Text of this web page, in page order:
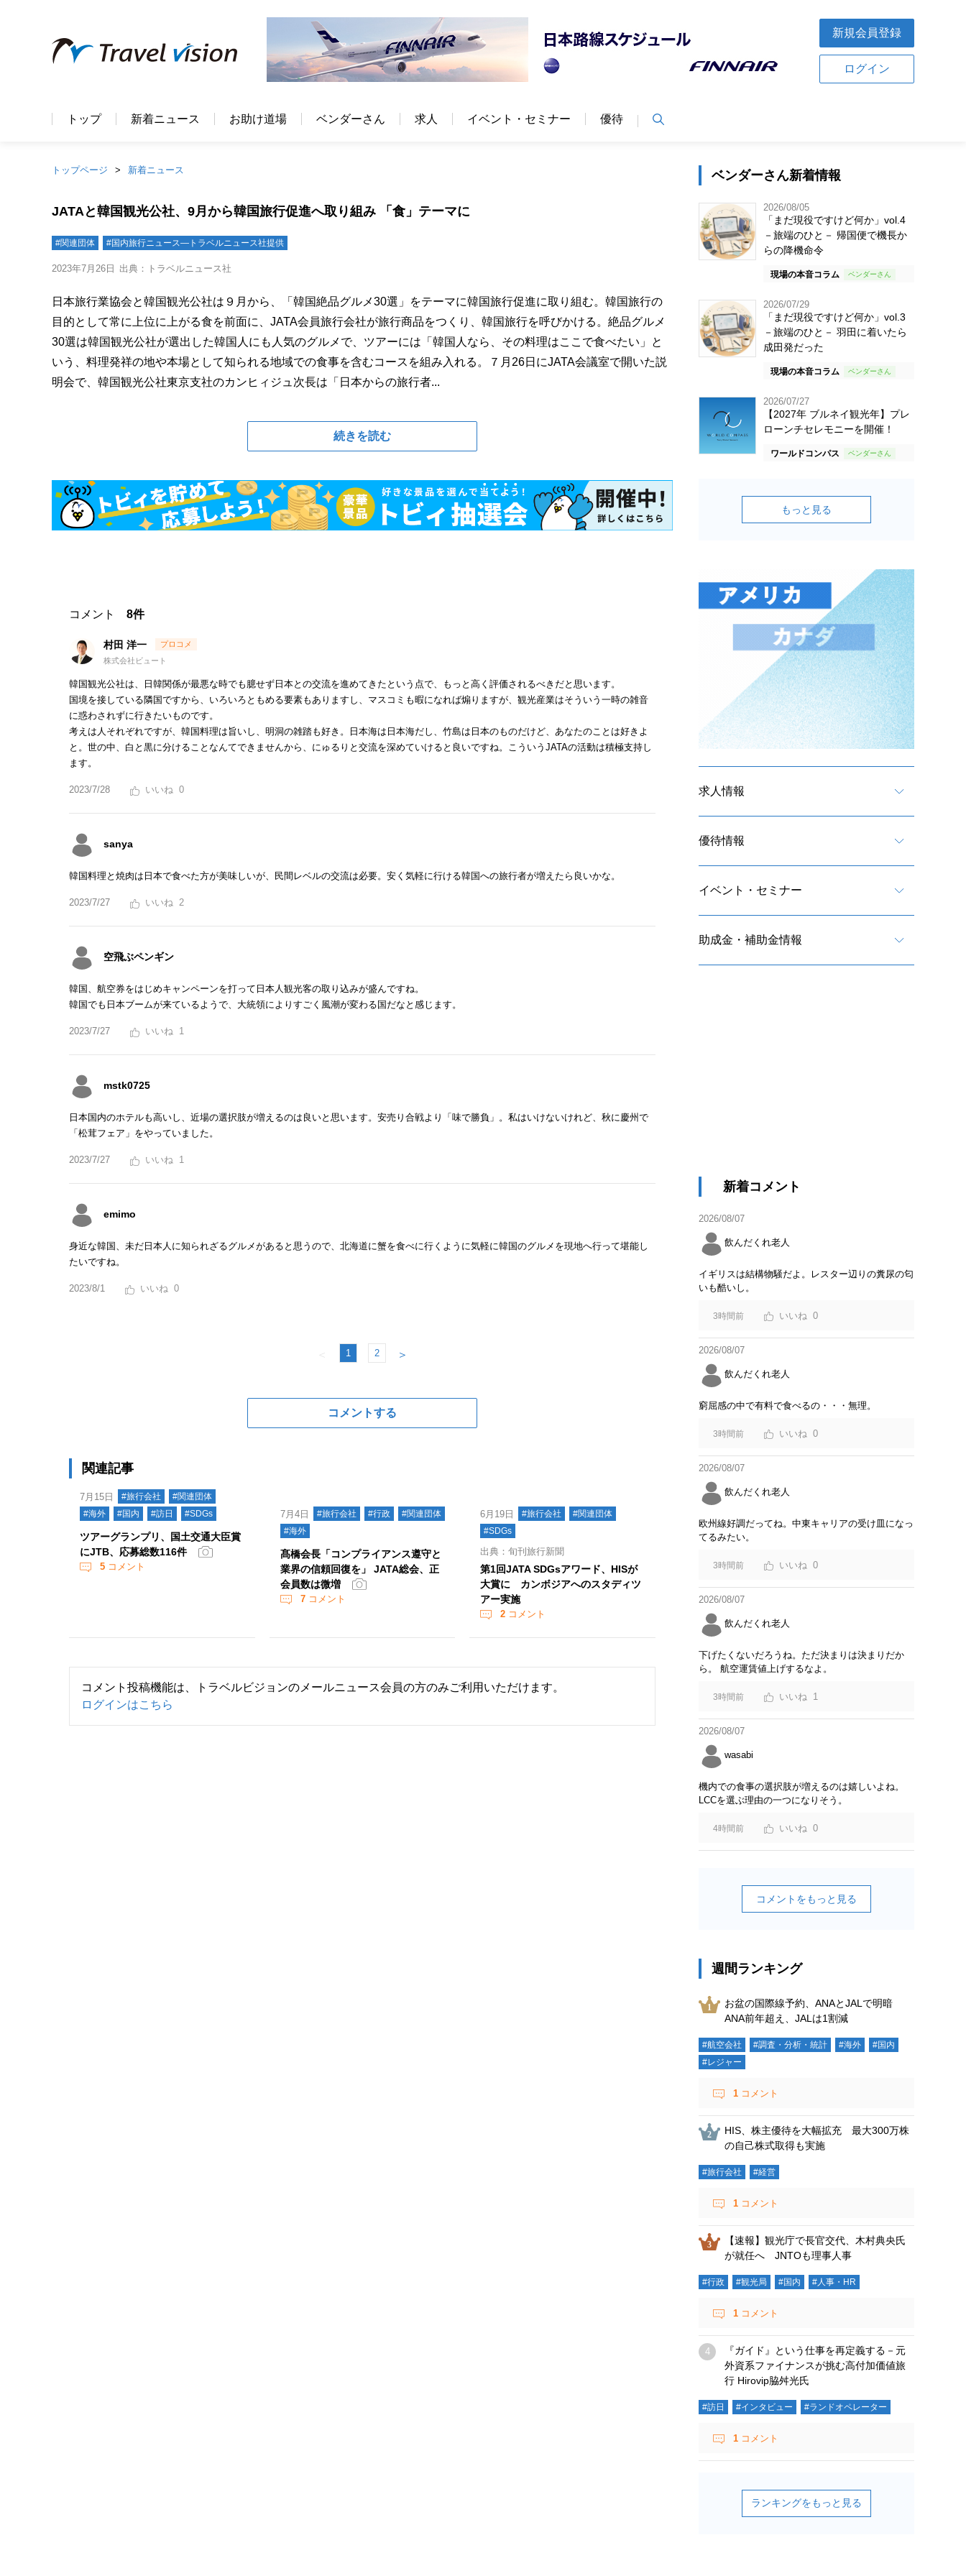
新規会員登録
ログイン
トップ 新着ニュース お助け道場 ベンダーさん 求人 イベント・セミナー 優待
トップページ 新着ニュース
JATAと韓国観光公社、9月から韓国旅行促進へ取り組み 「食」テーマに
#関連団体 #国内旅行ニュース―トラベルニュース社提供
2023年7月26日 出典：トラベルニュース社
日本旅行業協会と韓国観光公社は９月から、「韓国絶品グルメ30選」をテーマに韓国旅行促進に取り組む。韓国旅行の
目的として常に上位に上がる食を前面に、JATA会員旅行会社が旅行商品をつくり、韓国旅行を呼びかける。絶品グルメ
30選は韓国観光公社が選出した韓国人にも人気のグルメで、ツアーには「韓国人なら、その料理はここで食べたい」と
いう、料理発祥の地や本場として知られる地域での食事を含むコースを組み入れる。７月26日にJATA会議室で開いた説
明会で、韓国観光公社東京支社のカンヒィジュ次長は「日本からの旅行者...
続きを読む
コメント 8件
村田 洋一
株式会社ビュート
韓国観光公社は、日韓関係が最悪な時でも臆せず日本との交流を進めてきたという点で、もっと高く評価されるべきだと思います。
国境を接している隣国ですから、いろいろともめる要素もありますし、マスコミも暇になれば煽りますが、観光産業はそういう一時の雑音
に惑わされずに行きたいものです。
考えは人それぞれですが、韓国料理は旨いし、明洞の雑踏も好き。日本海は日本海だし、竹島は日本のものだけど、あなたのことは好きよ
と。世の中、白と黒に分けることなんてできませんから、にゅるりと交流を深めていけると良いですね。こういうJATAの活動は積極支持し
ます。
2023/7/28 0
sanya
韓国料理と焼肉は日本で食べた方が美味しいが、民間レベルの交流は必要。安く気軽に行ける韓国への旅行者が増えたら良いかな。
2023/7/27 2
空飛ぶペンギン
韓国、航空券をはじめキャンペーンを打って日本人観光客の取り込みが盛んですね。
韓国でも日本ブームが来ているようで、大統領によりすごく風潮が変わる国だなと感じます。
2023/7/27 1
mstk0725
日本国内のホテルも高いし、近場の選択肢が増えるのは良いと思います。安売り合戦より「味で勝負」。私はいけないけれど、秋に慶州で
「松茸フェア」をやっていました。
2023/7/27 1
emimo
身近な韓国、未だ日本人に知られざるグルメがあると思うので、北海道に蟹を食べに行くように気軽に韓国のグルメを現地へ行って堪能し
たいですね。
2023/8/1 0
＜ 1 2 ＞
コメントする
関連記事
7月15日 #旅行会社
#関連団体
#海外
#国内 #訪日 #SDGs
ツアーグランプリ、国土交通大臣賞
にJTB、応募総数116件
5 コメント
7月4日 #旅行会社 #行政
#関連団体
#海外
髙橋会長「コンプライアンス遵守と
業界の信頼回復を」 JATA総会、正
会員数は微増
7コメント
6月19日 #旅行会社
#関連団体
#SDGs
出典：旬刊旅行新聞
第1回JATA SDGsアワード、HISが
大賞に カンボジアへのスタディツ
アー実施
2 コメント
コメント投稿機能は、トラベルビジョンのメールニュース会員の方のみご利用いただけます。
ログインはこちら
ベンダーさん新着情報
2026/08/05
「まだ現役ですけど何か」vol.4
－旅端のひと－ 帰国便で機長か
らの降機命令
現場の本音コラム
2026/07/29
「まだ現役ですけど何か」vol.3
－旅端のひと－ 羽田に着いたら
成田発だった
現場の本音コラム
2026/07/27
【2027年 ブルネイ観光年】プレ
ローンチセレモニーを開催！
ワールドコンパス
もっと見る
求人情報
優待情報
イベント・セミナー
助成金・補助金情報
新着コメント
2026/08/07
飲んだくれ老人
イギリスは結構物騒だよ。レスター辺りの糞尿の匂
いも酷いし。
3時間前 0
2026/08/07
飲んだくれ老人
窮屈感の中で有料で食べるの・・・無理。
3時間前 0
2026/08/07
飲んだくれ老人
欧州線好調だってね。中東キャリアの受け皿になっ
てるみたい。
3時間前 0
2026/08/07
飲んだくれ老人
下げたくないだろうね。ただ決まりは決まりだか
ら。 航空運賃値上げするなよ。
3時間前 1
2026/08/07
wasabi
機内での食事の選択肢が増えるのは嬉しいよね。
LCCを選ぶ理由の一つになりそう。
4時間前 0
コメントをもっと見る
週間ランキング
お盆の国際線予約、ANAとJALで明暗
ANA前年超え、JALは1割減
#航空会社 #調査・分析・統計 #海外
#国内
#レジャー
1 コメント
HIS、株主優待を大幅拡充 最大300万株
の自己株式取得も実施
#旅行会社 #経営
1 コメント
【速報】観光庁で長官交代、木村典央氏
が就任へ JNTOも理事人事
#行政 #観光局 #国内 #人事・HR
1 コメント
『ガイド』という仕事を再定義する－元
外資系ファイナンスが挑む高付加価値旅
行 Hirovip脇舛光氏
#訪日 #インタビュー #ランドオペレーター
1 コメント